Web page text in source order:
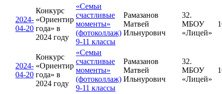
2024-
04-20
Конкурс
«Ориентир
года» в
2024 году
«Семьи
счастливые
моменты»
(фотоколлаж)
9-11 классы
Рамазанов
Матвей
Ильнурович
32.
МБОУ
«Лицей»
2024-
04-20
Конкурс
«Ориентир
года» в
2024 году
«Семьи
счастливые
моменты»
(фотоколлаж)
9-11 классы
Рамазанов
Матвей
Ильнурович
32.
МБОУ
«Лицей»